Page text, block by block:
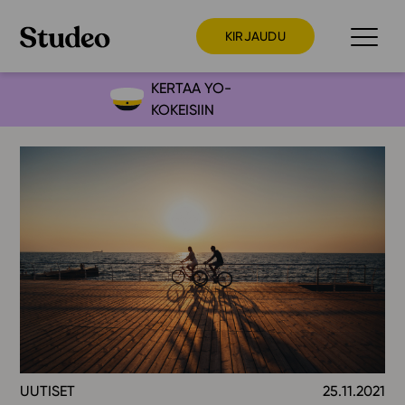
KIRJAUDU
Preppaaja
Kokeilutarjous
Ainstain
Alakoulu
Yläkoulu
Lukio
KERTAA YO-
KOKEISIIN
UUTISET 25.11.2021